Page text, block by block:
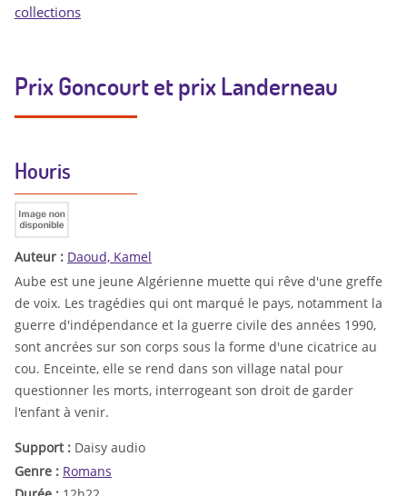
collections
Prix Goncourt et prix Landerneau
Houris
Auteur : Daoud, Kamel
Aube est une jeune Algérienne muette qui rêve d'une greffe
de voix. Les tragédies qui ont marqué le pays, notamment la
guerre d'indépendance et la guerre civile des années 1990,
sont ancrées sur son corps sous la forme d'une cicatrice au
cou. Enceinte, elle se rend dans son village natal pour
questionner les morts, interrogeant son droit de garder
l'enfant à venir.
Support : Daisy audio
Genre : Romans